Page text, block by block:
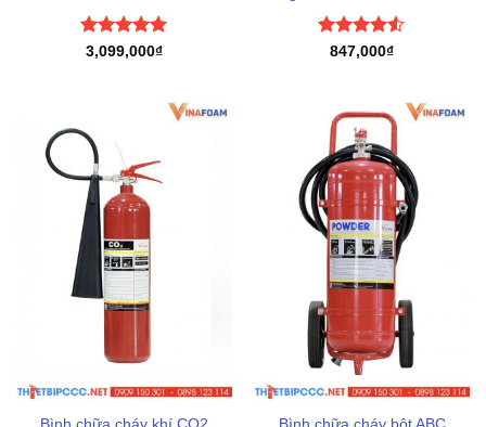
Được xếp
3,099,000₫
Được xếp
847,000₫
Bình chữa cháy khí CO2
Bình chữa cháy bột ABC